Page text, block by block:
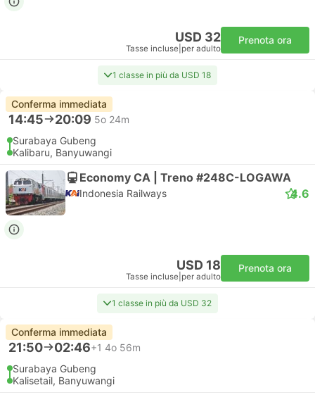
USD 32
Tasse incluse per adulto
Prenota ora
1 classe in più da USD 18
Conferma immediata
14:45 20:09 5o 24m
Surabaya Gubeng
Kalibaru, Banyuwangi
Economy CA | Treno #248C-LOGAWA
Indonesia Railways 4.6
USD 18
Tasse incluse per adulto
Prenota ora
1 classe in più da USD 32
Conferma immediata
21:50 02:46+1 4o 56m
Surabaya Gubeng
Kalisetail, Banyuwangi